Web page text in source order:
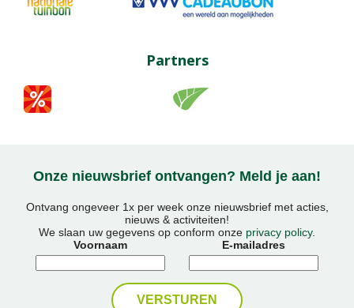
Partners
Onze nieuwsbrief ontvangen? Meld je aan!
Ontvang ongeveer 1x per week onze nieuwsbrief met acties,
nieuws & activiteiten!
We slaan uw gegevens op conform onze privacy policy.
Voornaam
E-mailadres